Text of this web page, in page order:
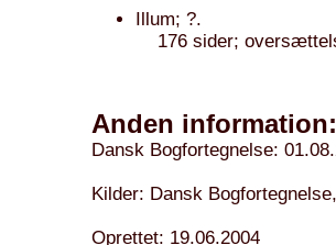
Illum; ?.
176 sider;
Anden information:
Dansk Bogfortegnelse:
Kilder: Dansk
Oprettet: 19.06.2004